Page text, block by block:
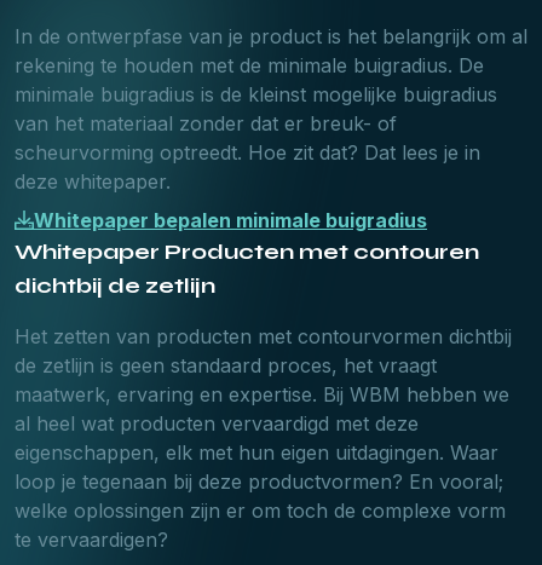
In de ontwerpfase van je product is het belangrijk om al
rekening te houden met de minimale buigradius. De
minimale buigradius is de kleinst mogelijke buigradius
van het materiaal zonder dat er breuk- of
scheurvorming optreedt. Hoe zit dat? Dat lees je in
deze whitepaper.
Whitepaper bepalen minimale buigradius
Whitepaper Producten met contouren
dichtbij de zetlijn
Het zetten van producten met contourvormen dichtbij
de zetlijn is geen standaard proces, het vraagt
maatwerk, ervaring en expertise. Bij WBM hebben we
al heel wat producten vervaardigd met deze
eigenschappen, elk met hun eigen uitdagingen. Waar
loop je tegenaan bij deze productvormen? En vooral;
welke oplossingen zijn er om toch de complexe vorm
te vervaardigen?